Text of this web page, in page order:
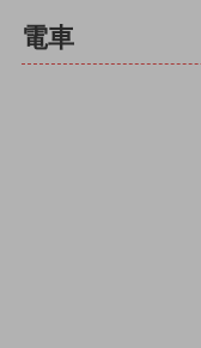
電車